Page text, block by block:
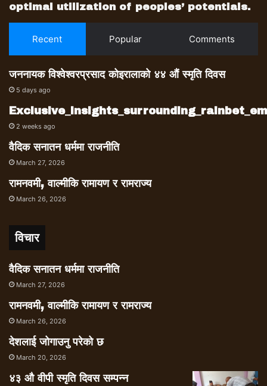
optimal utilization of peoples’ potentials.
Recent Popular Comments
जननायक विश्वेश्वरप्रसाद कोइरालाको ४४ औं स्मृति दिवस
5 days ago
2 weeks ago
वैदिक सनातन धर्ममा राजनीति
March 27, 2026
रामनवमी, वाल्मीकि रामायण र रामराज्य
March 26, 2026
विचार
वैदिक सनातन धर्ममा राजनीति
March 27, 2026
रामनवमी, वाल्मीकि रामायण र रामराज्य
March 26, 2026
देशलाई जोगाउनु परेको छ
March 20, 2026
४३ औ वीपी स्मृति दिवस सम्पन्न